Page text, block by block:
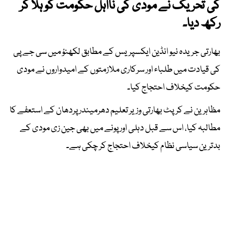
کی تحریک نے مودی کی نااہل حکومت کو ہلا کر
رکھ دیا۔
بھارتی جریدہ نیو انڈین ایکسپریس کے مطابق لکھنؤ میں سی جے پی
کی قیادت میں طلباء اور سرکاری ملازمتوں کے امیدواروں نے مودی
حکومت کیخلاف احتجاج کیا۔
مظاہرین نے کرپٹ بھارتی وزیر تعلیم دھرمیندر پردھان کے استعفے کا
مطالبہ کیا، اس سے قبل دہلی اور پونے میں بھی جین زی مودی کے
بدترین سیاسی نظام کیخلاف احتجاج کر چکی ہے۔